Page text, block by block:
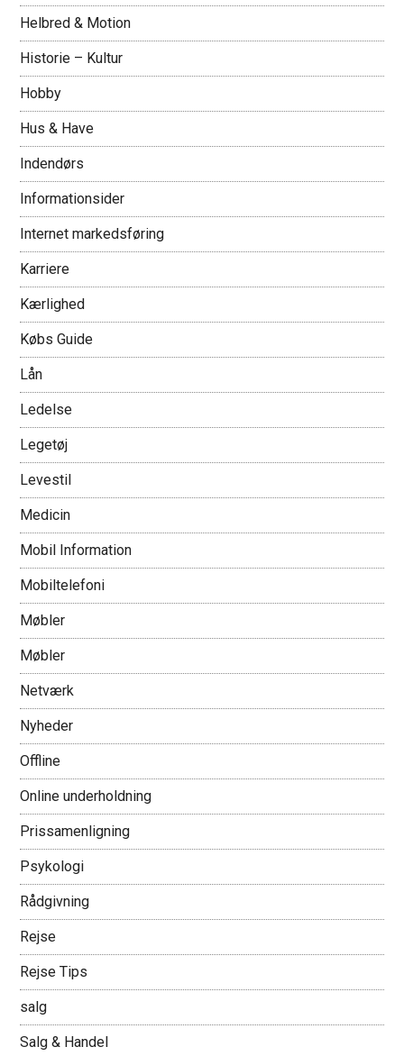
Helbred & Motion
Historie – Kultur
Hobby
Hus & Have
Indendørs
Informationsider
Internet markedsføring
Karriere
Kærlighed
Købs Guide
Lån
Ledelse
Legetøj
Levestil
Medicin
Mobil Information
Mobiltelefoni
Møbler
Møbler
Netværk
Nyheder
Offline
Online underholdning
Prissamenligning
Psykologi
Rådgivning
Rejse
Rejse Tips
salg
Salg & Handel